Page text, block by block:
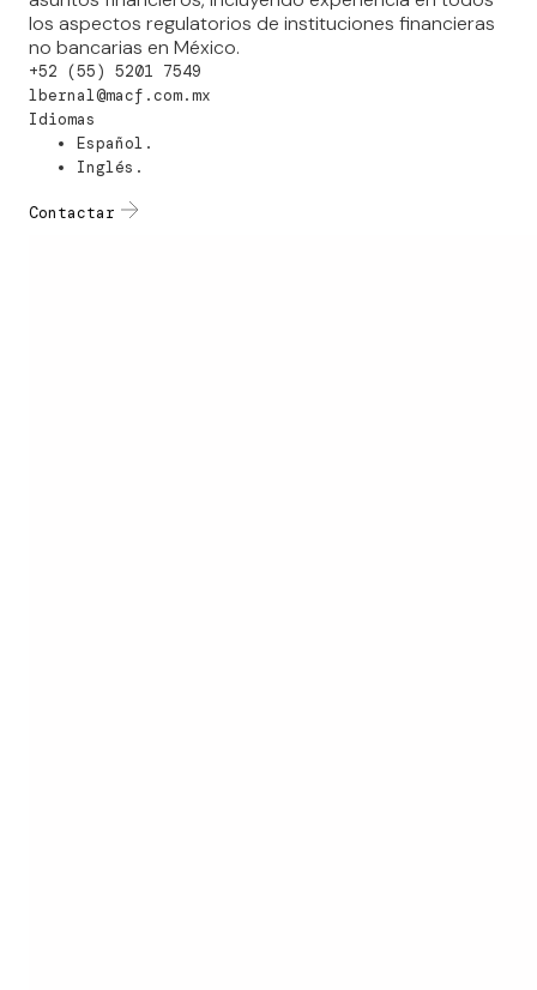
los aspectos regulatorios de instituciones financieras
no bancarias en México.
+52 (55) 5201 7549
lbernal@macf.com.mx
Idiomas
Español.
Inglés.
Contactar